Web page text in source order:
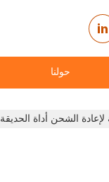
حولنا
الشحن أداة الحديقة